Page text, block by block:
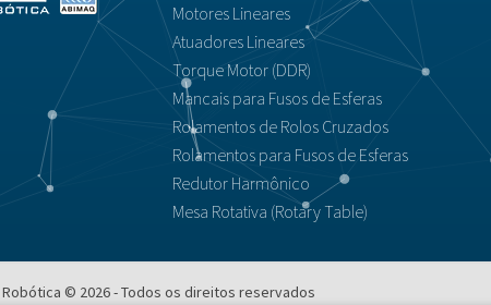
Motores Lineares
Atuadores Lineares
Torque Motor (DDR)
Mancais para Fusos de Esferas
Rolamentos de Rolos Cruzados
Rolamentos para Fusos de Esferas
Redutor Harmônico
Mesa Rotativa (Rotary Table)
© 2026 - Todos os direitos reservados